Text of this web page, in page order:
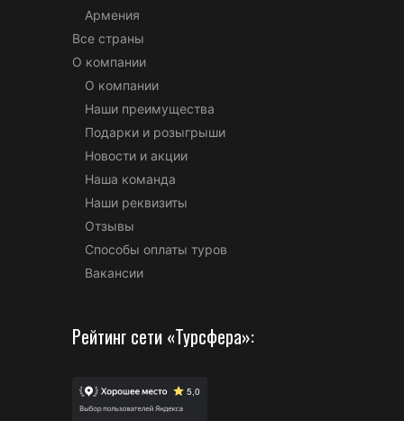
Армения
Все страны
О компании
О компании
Наши преимущества
Подарки и розыгрыши
Новости и акции
Наша команда
Наши реквизиты
Отзывы
Способы оплаты туров
Вакансии
Рейтинг сети «Турсфера»: